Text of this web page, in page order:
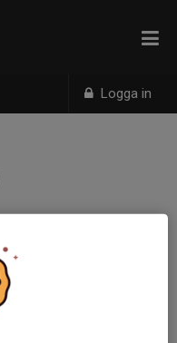
Logga in